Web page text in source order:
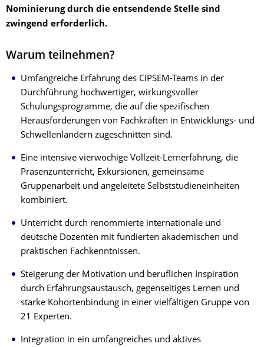
Nominierung durch die entsendende Stelle sind
zwingend erforderlich.
Warum teilnehmen?
Umfangreiche Erfahrung des CIPSEM-Teams in der
Durchführung hochwertiger, wirkungsvoller
Schulungsprogramme, die auf die spezifischen
Herausforderungen von Fachkräften in Entwicklungs- und
Schwellenländern zugeschnitten sind.
Eine intensive vierwöchige Vollzeit-Lernerfahrung, die
Präsenzunterricht, Exkursionen, gemeinsame
Gruppenarbeit und angeleitete Selbststudieneinheiten
kombiniert.
Unterricht durch renommierte internationale und
deutsche Dozenten mit fundierten akademischen und
praktischen Fachkenntnissen.
Steigerung der Motivation und beruflichen Inspiration
durch Erfahrungsaustausch, gegenseitiges Lernen und
starke Kohortenbindung in einer vielfältigen Gruppe von
21 Experten.
Integration in ein umfangreiches und aktives